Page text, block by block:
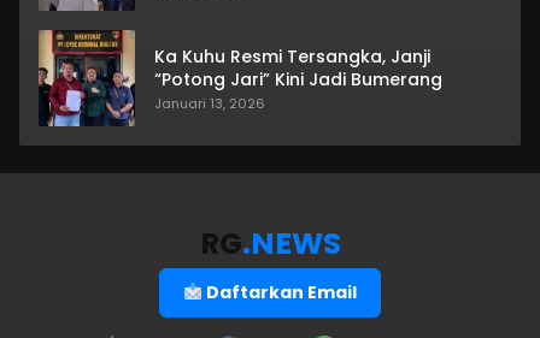
Ka Kuhu Resmi Tersangka, Janji
“Potong Jari” Kini Jadi Bumerang
Januari 13, 2026
RG.NEWS
Daftarkan Email